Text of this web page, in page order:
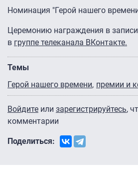
Номинация "Герой нашего
Церемонию награждения в
в группе телеканала ВКонтакте.
Темы
Герой нашего времени премии и
Войдите или зарегистрируйтесь,
комментарии
Поделиться: